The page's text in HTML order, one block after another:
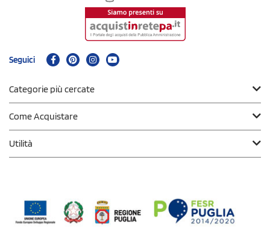
Seguici
Categorie più cercate
Come Acquistare
Utilità